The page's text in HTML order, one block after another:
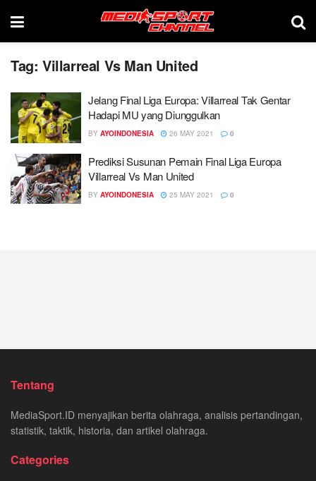
Tag: Villarreal Vs Man United
Jelang Final Liga Europa: Villarreal Tak Gentar
Hadapi MU yang Diunggulkan
BY AYOINDONESIA 26 MAY 2021 0
Prediksi Susunan Pemain Final Liga Europa
Villarreal Vs Man United
BY AYOINDONESIA 25 MAY 2021 0
Tentang
MediaSport.ID menyajikan berita olahraga, analisis pertandingan,
statistik, taktik, historia, dan artikel olahraga.
Categories